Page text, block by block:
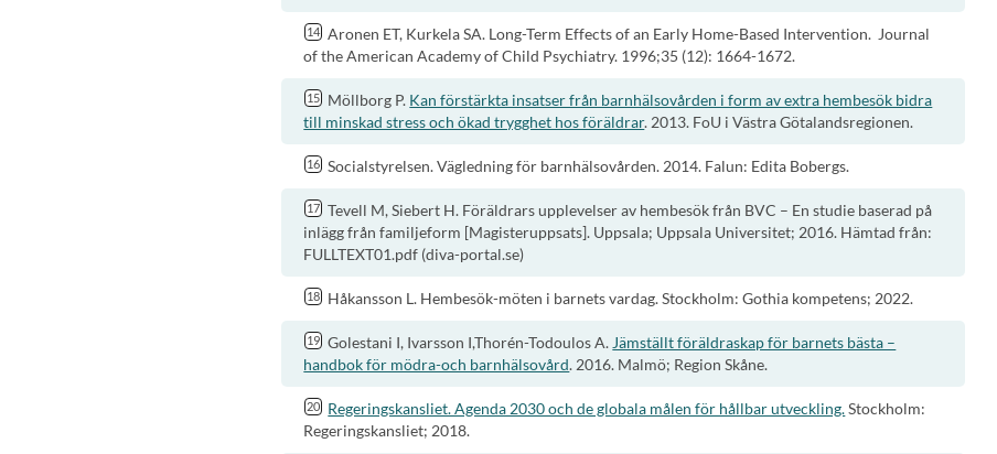
Aronen ET, Kurkela SA. Long-Term Effects of an Early Home-Based Intervention. Journal
of the American Academy of Child Psychiatry. 1996;35 (12): 1664-1672.
Möllborg P. Kan förstärkta insatser från barnhälsovården i form av extra hembesök bidra
till minskad stress och ökad trygghet hos föräldrar. 2013. FoU i Västra Götalandsregionen.
Socialstyrelsen. Vägledning för barnhälsovården. 2014. Falun: Edita Bobergs.
Tevell M, Siebert H. Föräldrars upplevelser av hembesök från BVC – En studie baserad på
inlägg från familjeform [Magisteruppsats]. Uppsala; Uppsala Universitet; 2016. Hämtad från:
FULLTEXT01.pdf (diva-portal.se)
Håkansson L. Hembesök-möten i barnets vardag. Stockholm: Gothia kompetens; 2022.
Golestani I, Ivarsson I,Thorén-Todoulos A. Jämställt föräldraskap för barnets bästa –
handbok för mödra-och barnhälsovård. 2016. Malmö; Region Skåne.
Regeringskansliet. Agenda 2030 och de globala målen för hållbar utveckling.Stockholm:
Regeringskansliet; 2018.